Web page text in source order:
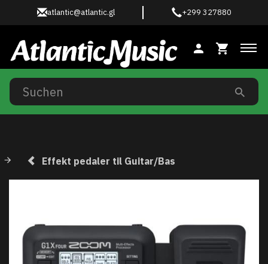
atlantic@atlantic.gl +299 327880
Effekt pedaler til Guitar/Bas